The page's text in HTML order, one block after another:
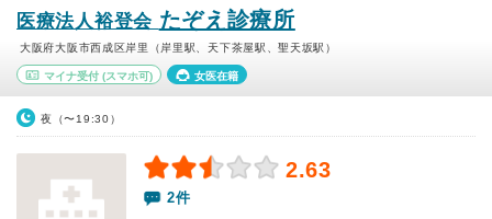
医療法人裕登会 たぞえ診療所
大阪府大阪市西成区岸里（岸里駅、天下茶屋駅、聖天坂駅）
マイナ受付 (スマホ可) 女医在籍
夜（〜19:30）
2.63
2件